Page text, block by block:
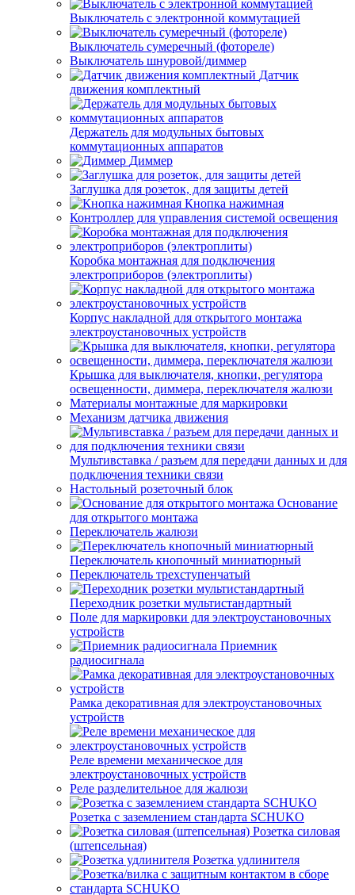
Выключатель с электронной коммутацией
Выключатель сумеречный (фотореле)
Выключатель шнуровой/диммер
Датчик
движения комплектный
Держатель для модульных бытовых
коммутационных аппаратов
Диммер
Заглушка для розеток, для защиты детей
Кнопка нажимная
Контроллер для управления системой освещения
Коробка монтажная для подключения
электроприборов (электроплиты)
Корпус накладной для открытого монтажа
электроустановочных устройств
Крышка для выключателя, кнопки, регулятора
освещенности, диммера, переключателя жалюзи
Материалы монтажные для маркировки
Механизм датчика движения
Мультивставка / разъем для передачи данных и для
подключения техники связи
Настольный розеточный блок
Основание
для открытого монтажа
Переключатель жалюзи
Переключатель кнопочный миниатюрный
Переключатель трехступенчатый
Переходник розетки мультистандартный
Поле для маркировки для электроустановочных
устройств
Приемник
радиосигнала
Рамка декоративная для электроустановочных
устройств
Реле времени механическое для
электроустановочных устройств
Реле разделительное для жалюзи
Розетка с заземлением стандарта SCHUKO
Розетка силовая
(штепсельная)
Розетка удлинителя